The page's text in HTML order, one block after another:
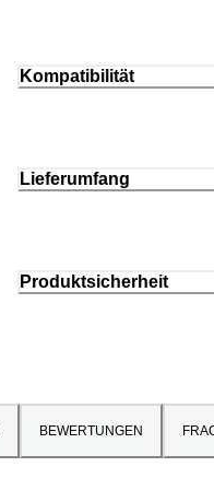
Kompatibilität
Lieferumfang
Produktsicherheit
BEWERTUNGEN